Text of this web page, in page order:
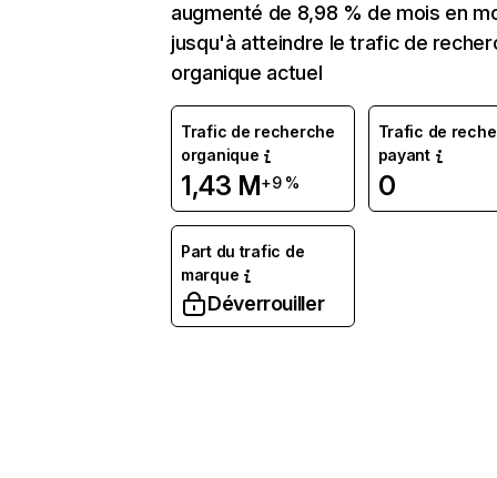
augmenté de 8,98 % de mois en
jusqu'à atteindre le trafic de
organique actuel
Trafic de recherche
organique
1,43 M+9 %
Trafic de
payant
0
Part du trafic de
marque
Déverrouiller